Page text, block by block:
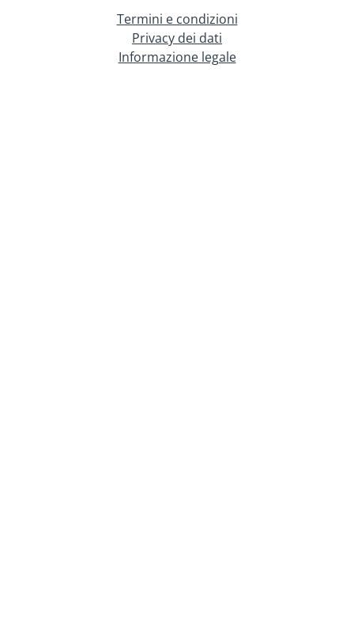
Termini e condizioni
Privacy dei dati
Informazione legale